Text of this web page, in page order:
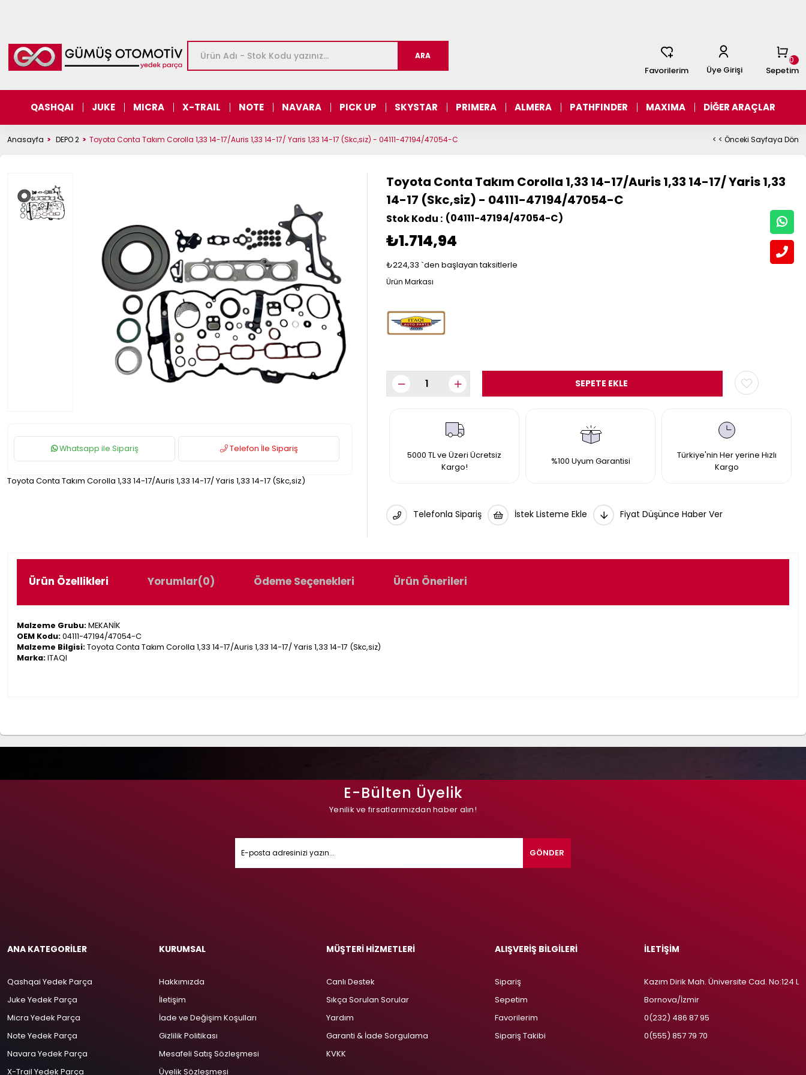
Sepetim
0
Favorilerim
Üye Girişi
QASHQAI JUKE MICRA X-TRAIL NOTE NAVARA PICK UP SKYSTAR PRIMERA ALMERA PATHFINDER MAXIMA DİĞER ARAÇLAR
Anasayfa DEPO 2 Toyota Conta Takım Corolla 1,33 14-17/Auris 1,33 14-17/ Yaris 1,33 14-17 (Skc,siz) - 04111-47194/47054-C < < Önceki Sayfaya Dön
Whatsapp ile Sipariş Telefon İle Sipariş
Toyota Conta Takım Corolla 1,33 14-17/Auris 1,33 14-17/ Yaris 1,33 14-17 (Skc,siz)
Toyota Conta Takım Corolla 1,33 14-17/Auris 1,33 14-17/ Yaris 1,33
14-17 (Skc,siz) - 04111-47194/47054-C
(04111-47194/47054-C)
₺1.714,94
₺224,33 `den başlayan taksitlerle
5000 TL ve Üzeri Ücretsiz
Kargo!
%100 Uyum Garantisi
Türkiye'nin Her yerine Hızlı
Kargo
Telefonla Sipariş İstek Listeme Ekle Fiyat Düşünce Haber Ver
Ürün Özellikleri Yorumlar(0) Ödeme Seçenekleri Ürün Önerileri
Malzeme Grubu:MEKANİK
OEM Kodu:04111-47194/47054-C
Malzeme Bilgisi:Toyota Conta Takım Corolla 1,33 14-17/Auris 1,33 14-17/ Yaris 1,33 14-17 (Skc,siz)
Marka:ITAQI
E-Bülten Üyelik
Yenilik ve fırsatlarımızdan haber alın!
GÖNDER
ANA KATEGORİLER
Qashqai Yedek Parça
Juke Yedek Parça
Micra Yedek Parça
Note Yedek Parça
Navara Yedek Parça
X-Trail Yedek Parça
KURUMSAL
Hakkımızda
İletişim
İade ve Değişim Koşulları
Gizlilik Politikası
Mesafeli Satış Sözleşmesi
Üyelik Sözleşmesi
MÜŞTERİ HİZMETLERİ
Canlı Destek
Sıkça Sorulan Sorular
Yardım
Garanti & İade Sorgulama
KVKK
ALIŞVERİŞ BİLGİLERİ
Sipariş
Sepetim
Favorilerim
Sipariş Takibi
İLETİŞİM
Kazım Dirik Mah. Üniversite Cad. No:124 L
Bornova/İzmir
0(232) 486 87 95
0(555) 857 79 70